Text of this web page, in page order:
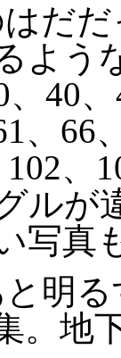
だ
よう
、40
、66
、
ルが
写真
明
。地